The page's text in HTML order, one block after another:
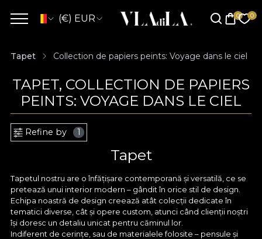
(€) EUR
Tapet Collection de papiers peints: Voyage dans le ciel
TAPET, COLLECTION DE PAPIERS
PEINTS: VOYAGE DANS LE CIEL
Refine by 1
Tapet
Tapetul nostru are o înfățișare contemporană și versatilă, ce se
pretează unui interior modern – gândit în orice stil de design.
Echipa noastră de design creează atât colecții dedicate în
tematici diverse, cât și opere custom, atunci când clienții noștri
își doresc un detaliu unicat pentru căminul lor.
Indiferent de cerințe, sau de materialele folosite – pensule și